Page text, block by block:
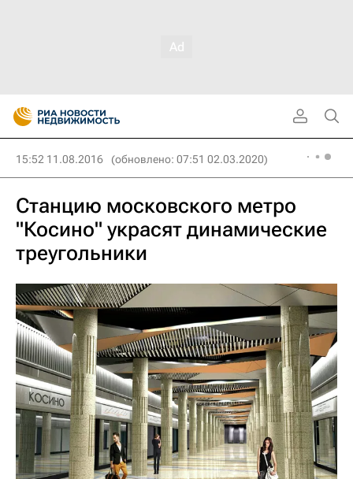
15:52 11.08.2016 (обновлено: 07:51 02.03.2020)
Станцию московского метро
"Косино" украсят динамические
треугольники